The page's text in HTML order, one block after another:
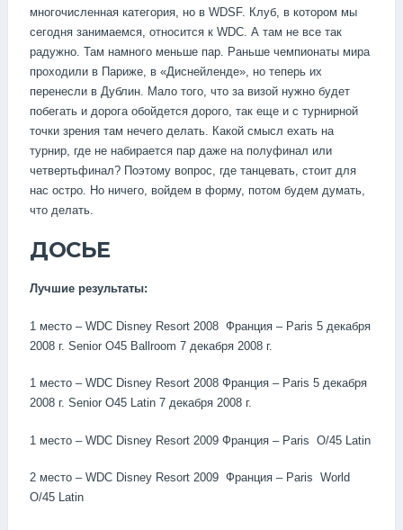
многочисленная категория, но в WDSF. Клуб, в котором мы
сегодня занимаемся, относится к WDC. А там не все так
радужно. Там намного меньше пар. Раньше чемпионаты мира
проходили в Париже, в «Диснейленде», но теперь их
перенесли в Дублин. Мало того, что за визой нужно будет
побегать и дорога обойдется дорого, так еще и с турнирной
точки зрения там нечего делать. Какой смысл ехать на
турнир, где не набирается пар даже на полуфинал или
четвертьфинал? Поэтому вопрос, где танцевать, стоит для
нас остро. Но ничего, войдем в форму, потом будем думать,
что делать.
ДОСЬЕ
Лучшие результаты:
1 место – WDC Disney Resort 2008 Франция – Paris 5 декабря
2008 г. Senior O45 Ballroom 7 декабря 2008 г.
1 место – WDC Disney Resort 2008 Франция – Paris 5 декабря
2008 г. Senior O45 Latin 7 декабря 2008 г.
1 место – WDC Disney Resort 2009 Франция – Paris O/45 Latin
2 место – WDC Disney Resort 2009 Франция – Paris World
O/45 Latin